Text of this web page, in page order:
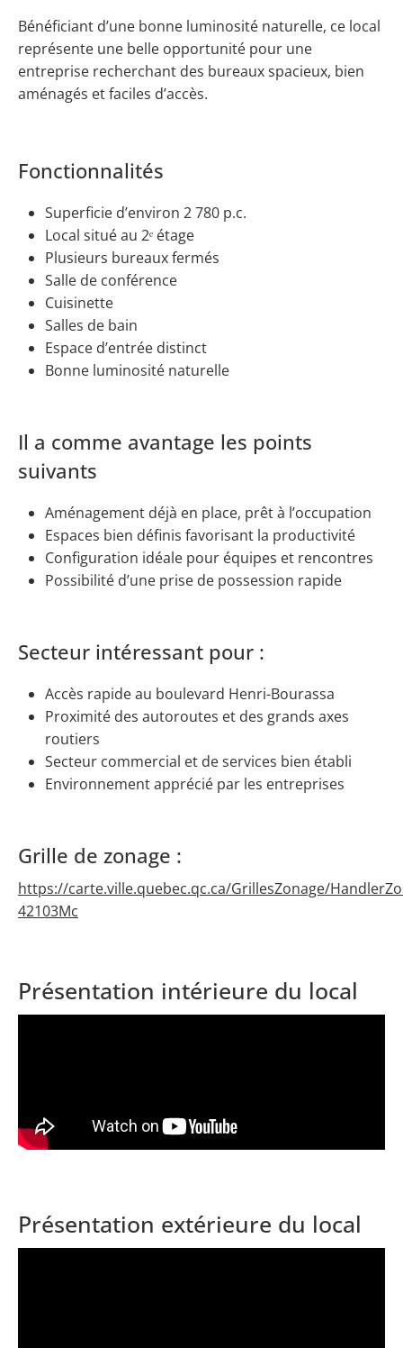
Bénéficiant d’une bonne luminosité naturelle, ce local
représente une belle opportunité pour une
entreprise recherchant des bureaux spacieux, bien
aménagés et faciles d’accès.
Fonctionnalités
Superficie d’environ 2 780 p.c.
Local situé au 2ᵉ étage
Plusieurs bureaux fermés
Salle de conférence
Cuisinette
Salles de bain
Espace d’entrée distinct
Bonne luminosité naturelle
Il a comme avantage les points
suivants
Aménagement déjà en place, prêt à l’occupation
Espaces bien définis favorisant la productivité
Configuration idéale pour équipes et rencontres
Possibilité d’une prise de possession rapide
Secteur intéressant pour :
Accès rapide au boulevard Henri-Bourassa
Proximité des autoroutes et des grands axes
routiers
Secteur commercial et de services bien établi
Environnement apprécié par les entreprises
Grille de zonage :
https://carte.ville.quebec.qc.ca/GrillesZonage/
42103Mc
Présentation intérieure du local
Présentation extérieure du local